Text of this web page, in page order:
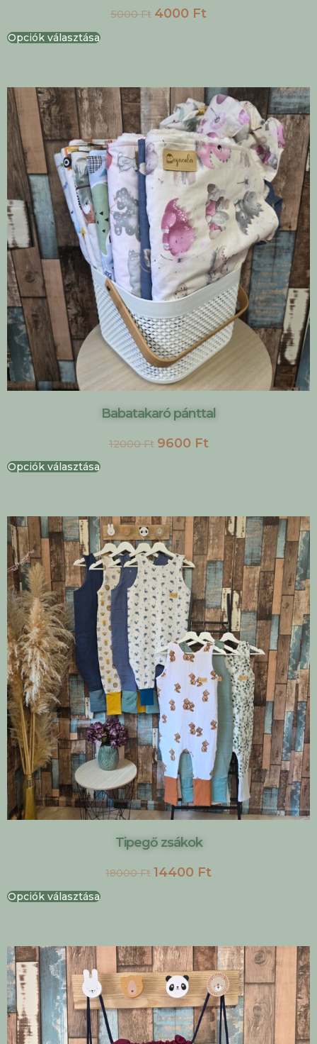
5000Ft 4000 Ft
Opciók választása
Babatakaró pánttal
12000Ft 9600 Ft
Opciók választása
Tipegő zsákok
18000Ft 14400 Ft
Opciók választása